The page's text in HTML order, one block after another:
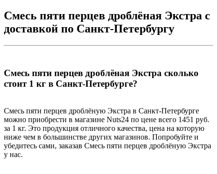
Смесь пяти перцев дроблёная Экстра с
доставкой по Санкт-Петербургу
Смесь пяти перцев дроблёная Экстра сколько
стоит 1 кг в Санкт-Петербурге?
Смесь пяти перцев дроблёную Экстра в Санкт-Петербурге
можно приобрести в магазине Nuts24 по цене всего 1451 руб.
за 1 кг. Это продукция отличного качества, цена на которую
ниже чем в большинстве других магазинов. Попробуйте и
убедитесь сами, заказав Смесь пяти перцев дроблёную Экстра
у нас.